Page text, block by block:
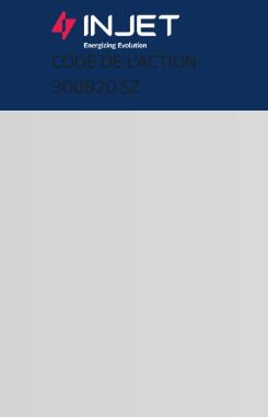
CODE DE L'ACTION
300820.SZ